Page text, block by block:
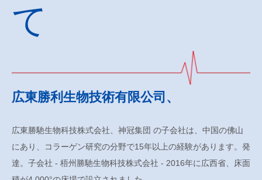
て
広東勝利生物技術有限公司、
広東勝馳生物科技株式会社 神冠集団 の子会社は、中国の佛山
にあり、コラーゲン研究の分野で15年以上の経験があります。発
達。子会社 - 梧州勝馳生物科技株式会社 - 2016年に広西省、床面